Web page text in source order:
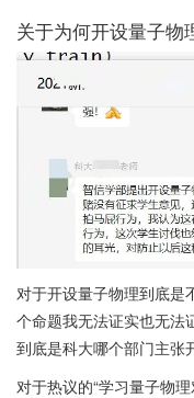
关于为何开设量子物
对于开设量子物理到底是
个命题我无法证实也无法
到底是科大哪个部门主张
对于热议的“学习量子物